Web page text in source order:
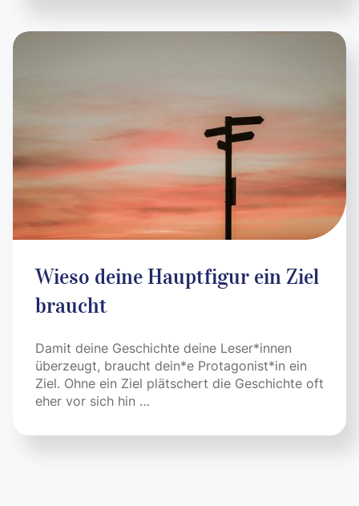
Wieso deine Hauptfigur ein Ziel
braucht
Damit deine Geschichte deine Leser*innen
überzeugt, braucht dein*e Protagonist*in ein
Ziel. Ohne ein Ziel plätschert die Geschichte oft
eher vor sich hin …